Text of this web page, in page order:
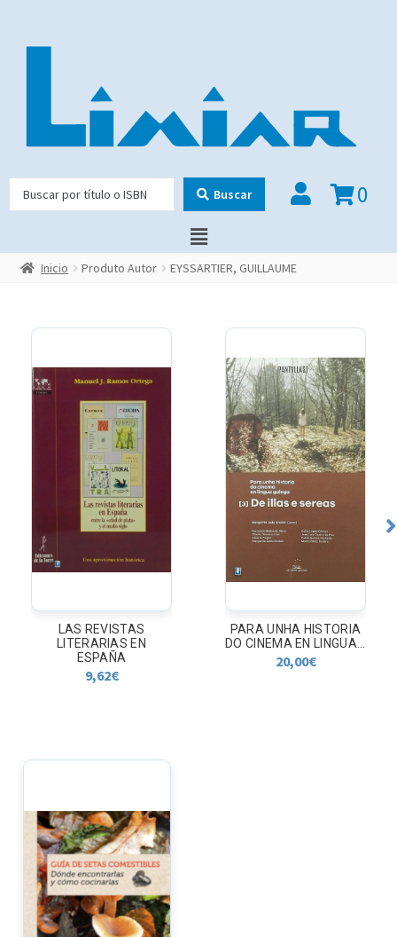
Buscar 0
Inicio Produto Autor EYSSARTIER, GUILLAUME
LAS REVISTAS
LITERARIAS EN
ESPAÑA
9,62€
PARA UNHA HISTORIA
DO CINEMA EN LINGUA...
20,00€